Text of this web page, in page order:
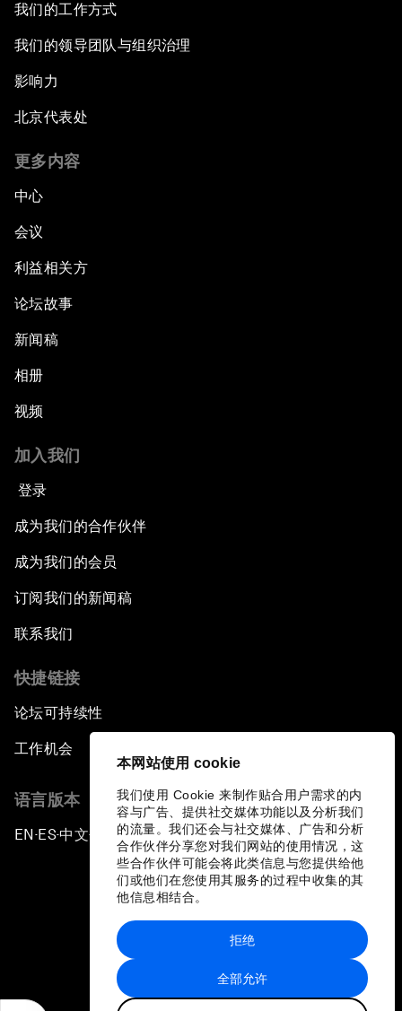
本网站使用 cookie
我们使用 Cookie 来制作贴合用户需求的内
容与广告、提供社交媒体功能以及分析我们
的流量。我们还会与社交媒体、广告和分析
合作伙伴分享您对我们网站的使用情况，这
些合作伙伴可能会将此类信息与您提供给他
们或他们在您使用其服务的过程中收集的其
他信息相结合。
全部允许
拒绝
我们的工作方式
我们的领导团队与组织治理
影响力
北京代表处
更多内容
中心
会议
利益相关方
论坛故事
新闻稿
相册
视频
加入我们
登录
成为我们的合作伙伴
成为我们的会员
订阅我们的新闻稿
联系我们
快捷链接
论坛可持续性
工作机会
语言版本
EN ▪ ES▪中文▪ 日本語
站点地图